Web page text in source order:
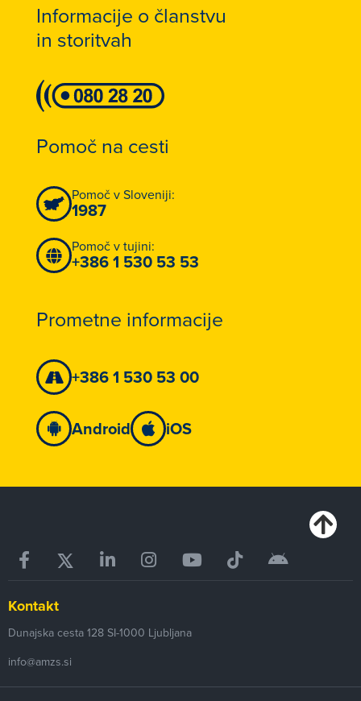
Informacije o članstvu
in storitvah
Pomoč na cesti
Pomoč v Sloveniji:
1987
Pomoč v tujini:
+386 1 530 53 53
Prometne informacije
+386 1 530 53 00
Android iOS
Kontakt
Dunajska cesta 128 SI-1000 Ljubljana
info@amzs.si